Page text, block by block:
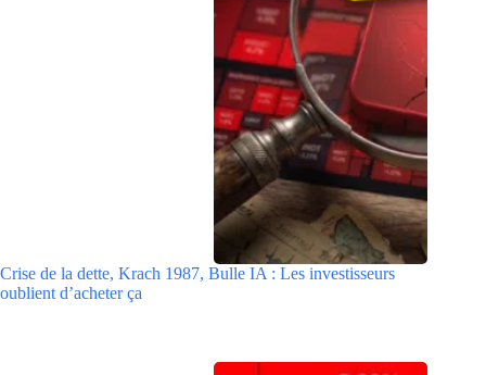
Crise de la dette, Krach 1987, Bulle IA : Les investisseurs
oublient d’acheter ça